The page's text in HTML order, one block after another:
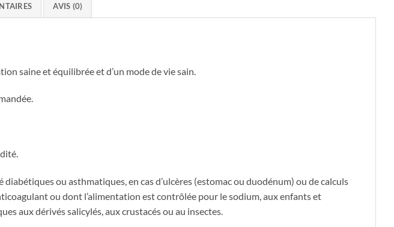
AVIS (0)
saine et équilibrée et d’un mode de vie sain.
ou asthmatiques, en cas d’ulcères (estomac ou duodénum) ou de calculs
ou dont l’alimentation est contrôlée pour le sodium, aux enfants et
aux dérivés salicylés, aux crustacés ou au insectes.